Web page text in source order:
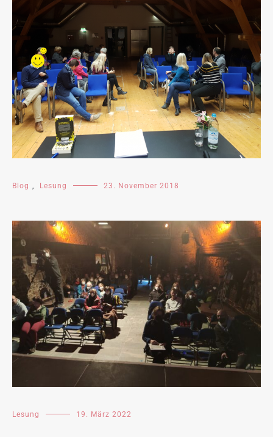
Blog , Lesung 23. November 2018
Lesung 19. März 2022